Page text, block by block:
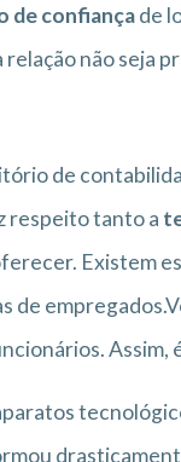
de confiançade
não seja
de
respeito tanto a
Existem
de